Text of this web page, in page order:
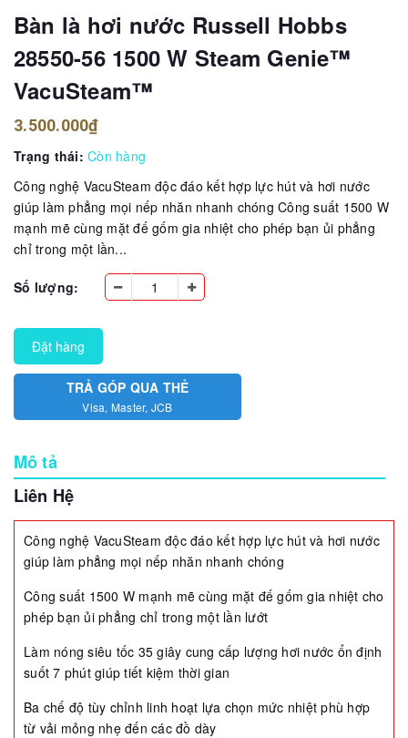
Bàn là hơi nước Russell Hobbs
28550-56 1500 W Steam Genie™
VacuSteam™
3.500.000₫
Trạng thái: Còn hàng
Công nghệ VacuSteam độc đáo kết hợp lực hút và hơi nước
giúp làm phẳng mọi nếp nhăn nhanh chóng Công suất 1500 W
mạnh mẽ cùng mặt đế gốm gia nhiệt cho phép bạn ủi phẳng
chỉ trong một lần...
Số lượng:
Đặt hàng
TRẢ GÓP QUA THẺ
Visa, Master, JCB
Mô tả
Liên Hệ
Công nghệ VacuSteam độc đáo kết hợp lực hút và hơi nước
giúp làm phẳng mọi nếp nhăn nhanh chóng
Công suất 1500 W mạnh mẽ cùng mặt đế gốm gia nhiệt cho
phép bạn ủi phẳng chỉ trong một lần lướt
Làm nóng siêu tốc 35 giây cung cấp lượng hơi nước ổn định
suốt 7 phút giúp tiết kiệm thời gian
Ba chế độ tùy chỉnh linh hoạt lựa chọn mức nhiệt phù hợp
từ vải mỏng nhẹ đến các đồ dày